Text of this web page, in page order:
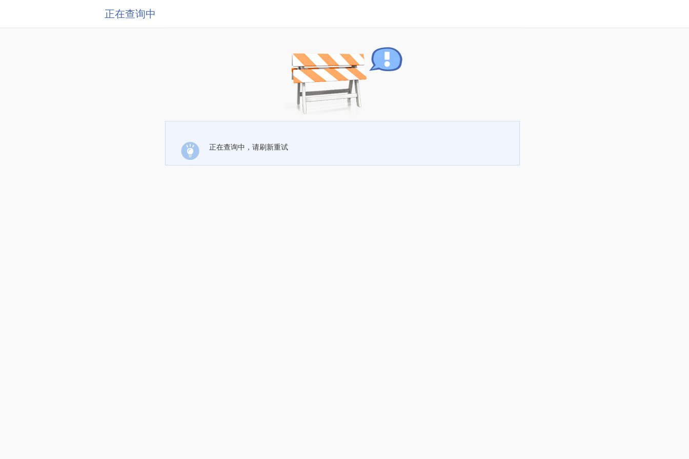
正在查询中
正在查询中，请刷新重试